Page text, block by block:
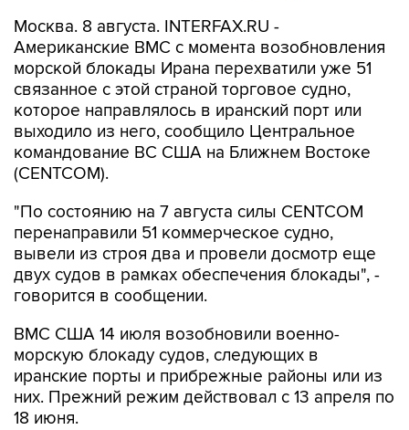
морской блокады Ирана перехватили уже 51
связанное с этой страной торговое судно,
которое направлялось в иранский порт или
выходило из него, сообщило Центральное
командование ВС США на Ближнем Востоке
(CENTCOM).
"По состоянию на 7 августа силы CENTCOM
вывели из строя два и провели досмотр еще
двух судов в рамках обеспечения блокады", -
говорится в сообщении.
ВМС США 14 июля возобновили военно-
иранские порты и прибрежные районы или из
них. Прежний режим действовал с 13 апреля по
18 июня.
За два месяца силы Центрального